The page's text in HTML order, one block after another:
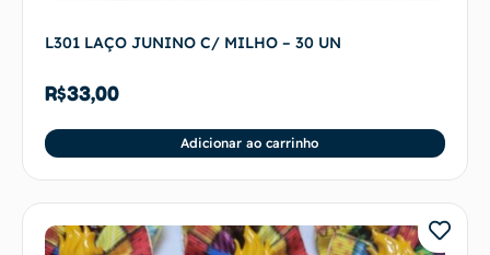
L301 LAÇO JUNINO C/ MILHO – 30 UN
R$33,00
Adicionar ao carrinho